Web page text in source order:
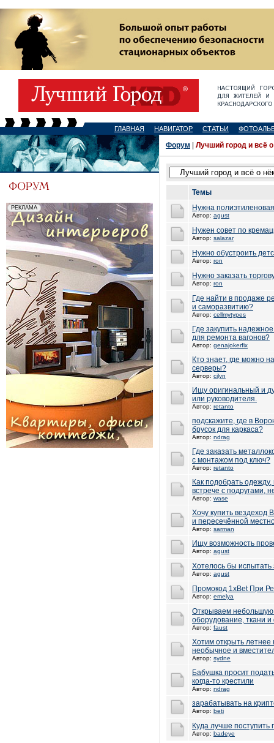
ГЛАВНАЯ НАВИГАТОР СТАТЬИ
Форум Лучший город и всё
Темы
Нужна
Автор: agust
Нужен совет по
Автор: salazar
Нужно обустроить
Автор: ron
Нужно заказать
Автор: ron
Где найти в продаже
и саморазвитию?
Автор: cellmytypes
Где закупить
для ремонта вагонов?
Автор: genajokerfix
Кто знает, где можно
серверы?
Автор: cilyn
Ищу оригинальный и
или руководителя.
Автор: retanto
подскажите, где в
брусок для каркаса?
Автор: ndrag
Где заказать
с монтажом под ключ?
Автор: retanto
Как подобрать
встрече с подругами,
Автор: wase
Хочу купить вездеход
и пересечённой
Автор: sarman
Ищу возможность
Автор: agust
Хотелось бы испытать
Автор: agust
Промокод 1xBet При
Автор: emelya
Открываем небольшую
оборудование, ткани
Автор: faust
Хотим открыть
необычное и
Автор: sydne
Бабушка просит
когда-то крестили
Автор: ndrag
зарабатывать на
Автор: beti
Куда лучше поступить
Автор: badeye